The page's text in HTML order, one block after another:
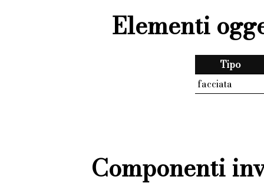
Elementi
Tipo
facciata
Componenti